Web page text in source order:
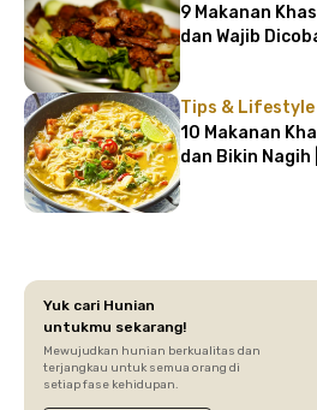
9 Makanan
dan Wajib
Tips & Lifestyle
10 Makanan
dan Bikin Nagih
Yuk cari Hunian
untukmu sekarang!
Mewujudkan hunian berkualitas dan
terjangkau untuk semua orang di
setiap fase kehidupan.